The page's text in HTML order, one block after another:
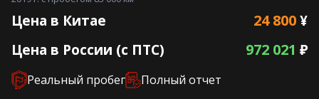
Цена в Китае 24 800¥
Цена в России (с ПТС)
972 021 ₽
Реальный пробег Полный отчет